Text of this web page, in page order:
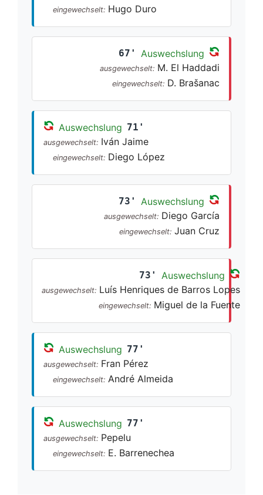
eingewechselt: Hugo Duro
67' Auswechslung
ausgewechselt: M. El Haddadi
eingewechselt: D. Brašanac
Auswechslung 71'
ausgewechselt: Iván Jaime
eingewechselt: Diego López
73' Auswechslung
ausgewechselt: Diego García
eingewechselt: Juan Cruz
73' Auswechslung
ausgewechselt: Luís Henriques de Barros Lopes
eingewechselt: Miguel de la Fuente
Auswechslung 77'
ausgewechselt: Fran Pérez
eingewechselt: André Almeida
Auswechslung 77'
ausgewechselt: Pepelu
eingewechselt: E. Barrenechea